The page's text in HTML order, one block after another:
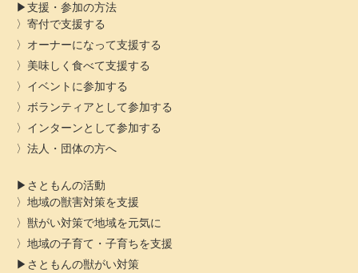
支援・参加の方法
寄付で支援する
オーナーになって支援する
美味しく食べて支援する
イベントに参加する
ボランティアとして参加する
インターンとして参加する
法人・団体の方へ
さともんの活動
地域の獣害対策を支援
獣がい対策で地域を元気に
地域の子育て・子育ちを支援
さともんの獣がい対策